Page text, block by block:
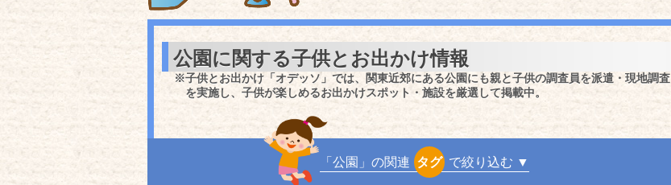
公園に関する子供とお出かけ情報
※子供とお出かけ「オデッソ」では、関東近郊にある公園にも親と子供の調査員を派遣・現地調査
を実施し、子供が楽しめるお出かけスポット・施設を厳選して掲載中。
「公園」の関連 タグ で絞り込む ▼